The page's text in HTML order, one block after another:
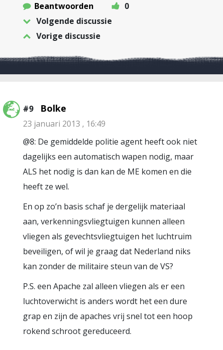
Beantwoorden
0
Volgende discussie
Vorige discussie
#9 Bolke
23 januari 2013 , 16:49
@8: De gemiddelde politie agent heeft ook niet
dagelijks een automatisch wapen nodig, maar
ALS het nodig is dan kan de ME komen en die
heeft ze wel.
En op zo’n basis schaf je dergelijk materiaal
aan, verkenningsvliegtuigen kunnen alleen
vliegen als gevechtsvliegtuigen het luchtruim
beveiligen, of wil je graag dat Nederland niks
kan zonder de militaire steun van de VS?
P.S. een Apache zal alleen vliegen als er een
luchtoverwicht is anders wordt het een dure
grap en zijn de apaches vrij snel tot een hoop
rokend schroot gereduceerd.